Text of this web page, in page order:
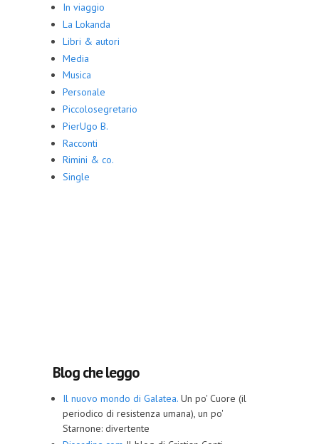
In viaggio
La Lokanda
Libri & autori
Media
Musica
Personale
Piccolosegretario
PierUgo B.
Racconti
Rimini & co.
Single
Blog che leggo
Il nuovo mondo di Galatea. Un po' Cuore (il
periodico di resistenza umana), un po'
Starnone: divertente